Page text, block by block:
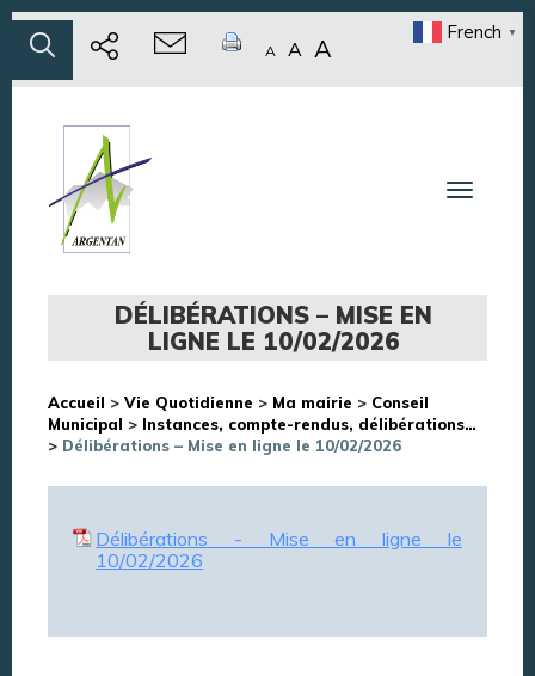
A A A
French ▼
Toggle
DÉLIBÉRATIONS – MISE EN
LIGNE LE 10/02/2026
Accueil > Vie Quotidienne > Ma mairie > Conseil
Municipal > Instances, compte-rendus, délibérations…
> Délibérations – Mise en ligne le 10/02/2026
Délibérations - Mise en ligne le
10/02/2026